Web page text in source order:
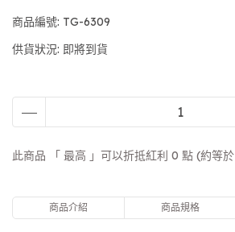
商品編號: TG-6309
供貨狀況: 即將到貨
此商品 「 最高 」可以折抵紅利 0 點 (約等於
商品介紹 商品規格